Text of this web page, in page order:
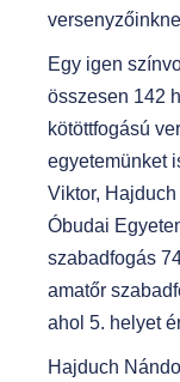
Egy igen
összesen 142
kötöttfogású
egyetemünket
Viktor,
Óbudai
szabadfogás
amatőr
ahol 5. helyet
Hajduch